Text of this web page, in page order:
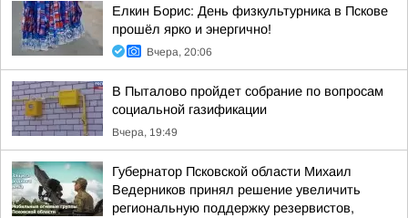
Елкин Борис: День физкультурника в Пскове
прошёл ярко и энергично!
Вчера, 20:06
В Пыталово пройдет собрание по вопросам
социальной газификации
Вчера, 19:49
Губернатор Псковской области Михаил
Ведерников принял решение увеличить
региональную поддержку резервистов,